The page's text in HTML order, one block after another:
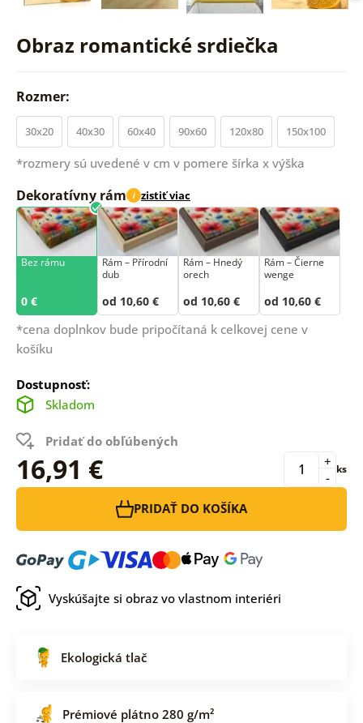
Obraz romantické srdiečka
Rozmer:
30x20 40x30 60x40 90x60 120x80 150x100
*rozmery sú uvedené v cm v pomere šírka x výška
Dekoratívny rám i zistiť viac
Bez rámu
0 €
Rám –⁠⁠⁠⁠⁠⁠ Přírodní
dub
od 10,60 €
Rám – Hnedý
orech
od 10,60 €
Rám – Čierne
wenge
od 10,60 €
*cena doplnkov bude pripočítaná k celkovej cene v
košíku
Dostupnosť:
Skladom
Pridať do obľúbených
16,91 € -
+ ks
PRIDAŤ DO KOŠÍKA
Vyskúšajte si obraz vo vlastnom interiéri
Ekologická tlač
Prémiové plátno 280 g/m²